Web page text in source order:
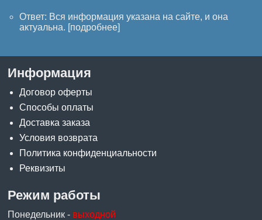
Ответ: Вся информация указана на сайте, и она
актуальна. [подробнее]
Информация
Договор оферты
Способы оплаты
Доставка заказа
Условия возврата
Политика конфиденциальности
Реквизиты
Режим работы
Понедельник - выходной